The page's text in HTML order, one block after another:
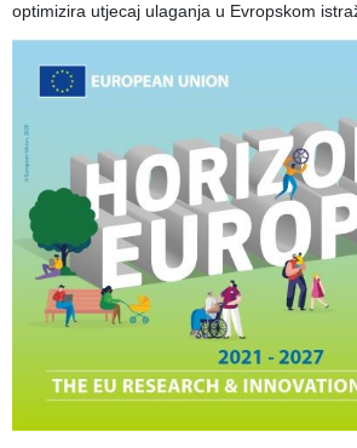
optimizira utjecaj ulaganja u Evropskom